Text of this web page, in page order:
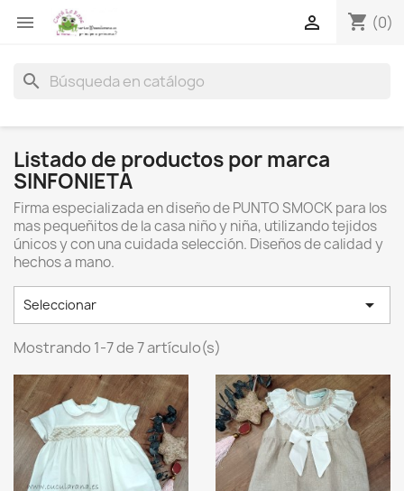
 shopping_cart (0)

search
Listado de productos por marca
SINFONIETA
Firma especializada en diseño de PUNTO SMOCK para los
mas pequeñitos de la casa niño y niña, utilizando tejidos
únicos y con una cuidada selección. Diseños de calidad y
hechos a mano.
Seleccionar 
Mostrando 1-7 de 7 artículo(s)